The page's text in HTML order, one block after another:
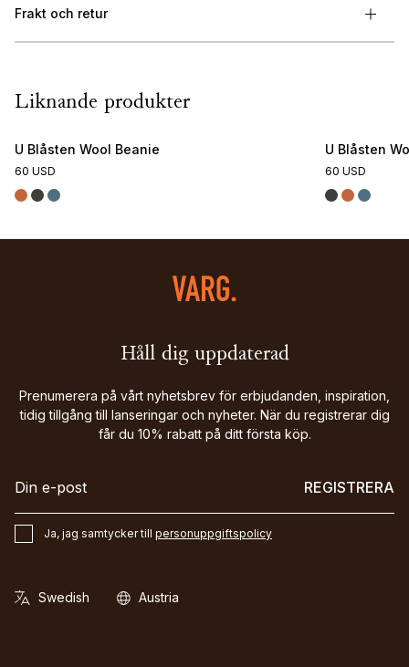
Frakt och retur
Liknande produkter
U Blåsten Wool Beanie
60 USD
U Blåsten
60 USD
Håll dig uppdaterad
Prenumerera på vårt nyhetsbrev för erbjudanden, inspiration,
tidig tillgång till lanseringar och nyheter. När du registrerar dig
får du 10% rabatt på ditt första köp.
REGISTRERA
Ja, jag samtycker till personuppgiftspolicy